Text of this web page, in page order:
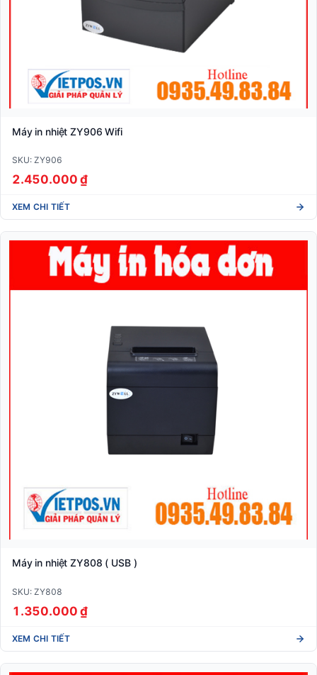
Máy in nhiệt ZY906 Wifi
SKU: ZY906
2.450.000 ₫
XEM CHI TIẾT
Máy in nhiệt ZY808 ( USB )
SKU: ZY808
1.350.000 ₫
XEM CHI TIẾT